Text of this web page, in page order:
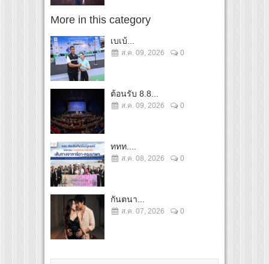
More in this category
เบเบ้...
ส.ค. 09, 2026 0
ต้อนรับ 8.8...
ส.ค. 09, 2026 0
ททท....
ส.ค. 08, 2026 0
กันตนา...
ส.ค. 07, 2026 0